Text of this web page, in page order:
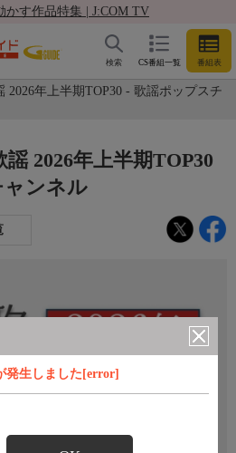
かす作品特集 | J:COM TV
CS番組一覧 番組表
検索
2026年上半期TOP30 - 歌謡ポップスチ
発生しました[error]
2026年上半期TOP30
ャンネル